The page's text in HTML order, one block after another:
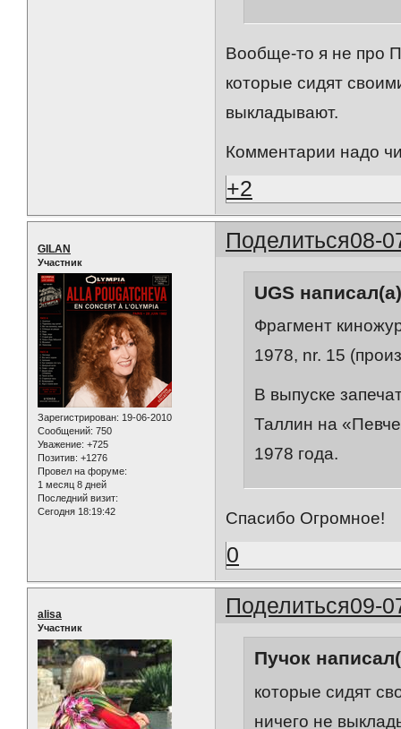
Вообще-то я не про
которые сидят
выкладывают.
Комментарии надо
+2
Поделиться08-
GILAN
Участник
Зарегистрирован: 19-06-2010
Сообщений: 750
Уважение: +725
Позитив: +1276
Провел на форуме:
1 месяц 8 дней
Последний визит:
Сегодня 18:19:42
UGS
Фрагмент
1978, nr. 15
В выпуске
Таллин на
1978 года.
Спасибо Огромное!
0
Поделиться09-
alisa
Участник
Пучок
которые сидят
ничего не